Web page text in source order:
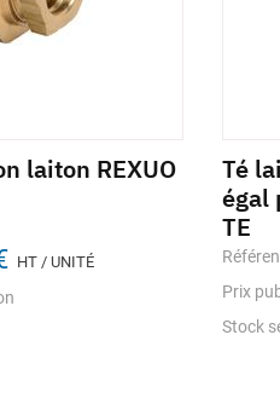
laiton REXUO
HT / UNITÉ
Té
égal
TE
Prix
Stock